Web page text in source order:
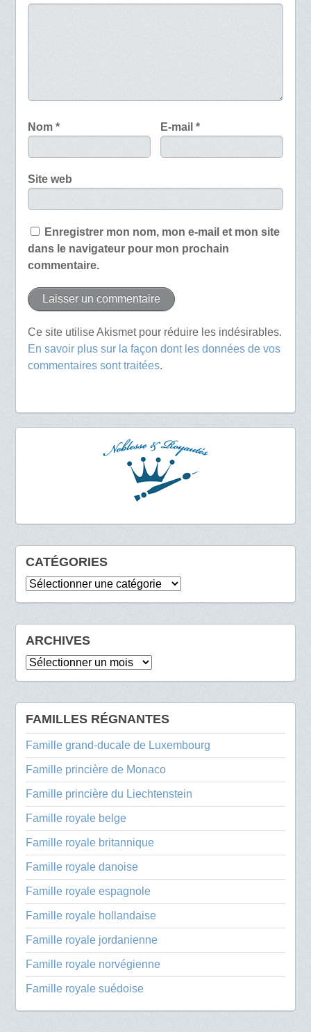
Nom * E-mail*
Site web
Enregistrer mon nom, mon e-mail et mon site
dans le navigateur pour mon prochain
commentaire.
Ce site utilise Akismet pour réduire les indésirables.
En savoir plus sur la façon dont les données de vos
commentaires sont traitées.
CATÉGORIES
Catégories
ARCHIVES
Archives
FAMILLES RÉGNANTES
Famille grand-ducale de Luxembourg
Famille princière de Monaco
Famille princière du Liechtenstein
Famille royale belge
Famille royale britannique
Famille royale danoise
Famille royale espagnole
Famille royale hollandaise
Famille royale jordanienne
Famille royale norvégienne
Famille royale suédoise